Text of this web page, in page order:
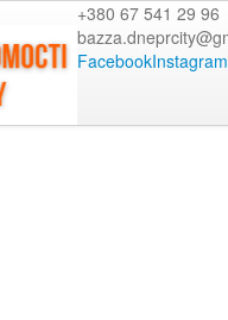
+380 67 541 29 96
FacebookInstagram